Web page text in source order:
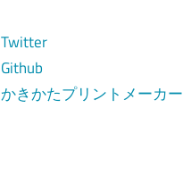
Twitter
Github
かきかたプリントメーカー